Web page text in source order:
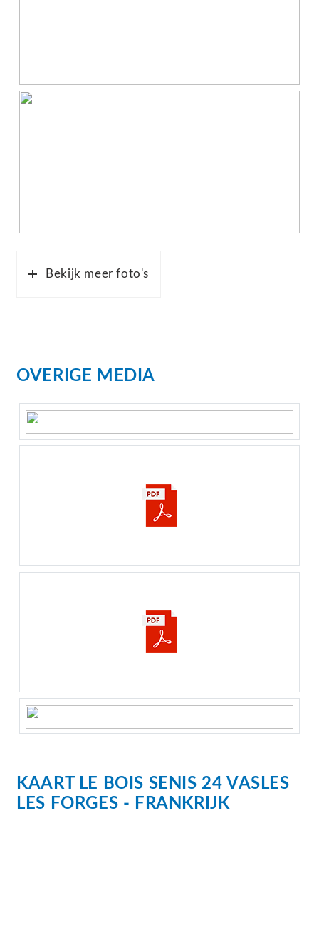
Bekijk meer foto's
OVERIGE MEDIA
KAART LE BOIS SENIS 24 VASLES
LES FORGES
FRANKRIJK